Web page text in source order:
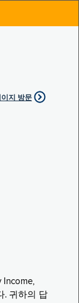
지 방문
Income,
. 귀하의 답